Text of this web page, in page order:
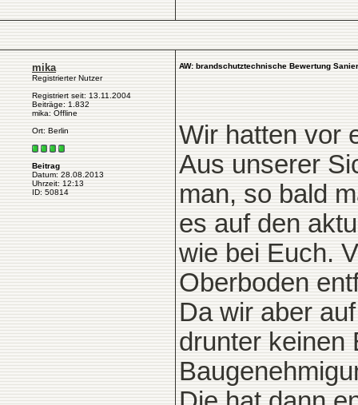
mika
Registrierter Nutzer
Registriert seit: 13.11.2004
Beiträge: 1.832
mika: Offline
Ort: Berlin
Beitrag
Datum: 28.08.2013
Uhrzeit: 12:13
ID: 50814
AW: brandschutztechnische Bewertung
Wir hatten vor
Aus unserer
man, so bald
es auf den
wie bei Euch.
Oberboden
Da wir aber
drunter keinen